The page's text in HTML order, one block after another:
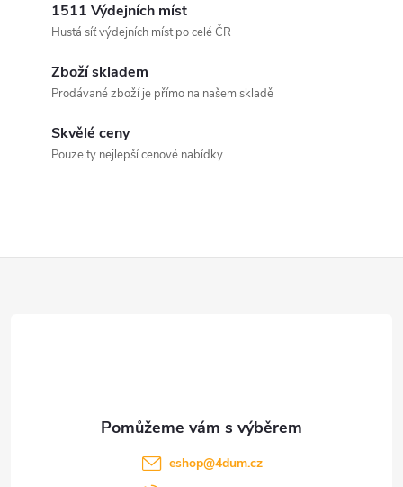
1511 Výdejních míst
Hustá síť výdejních míst po celé ČR
Zboží skladem
Prodávané zboží je přímo na našem skladě
Skvělé ceny
Pouze ty nejlepší cenové nabídky
eshop@4dum.cz